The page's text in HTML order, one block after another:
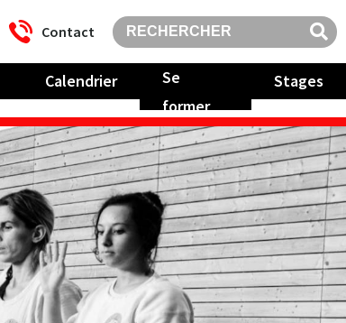
Contact
Calendrier
Se
former
Stages